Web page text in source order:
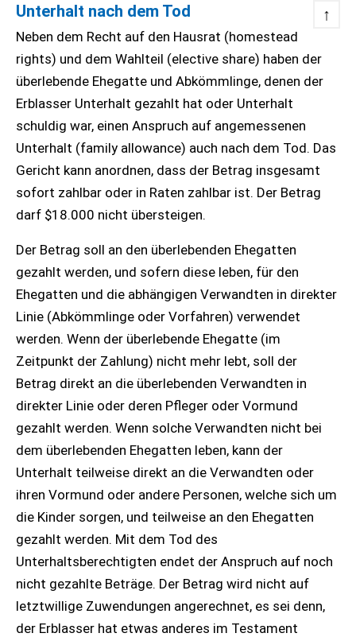
Unterhalt nach dem Tod ↑
Neben dem Recht auf den Hausrat (homestead
rights) und dem Wahlteil (elective share) haben der
überlebende Ehegatte und Abkömmlinge, denen der
Erblasser Unterhalt gezahlt hat oder Unterhalt
schuldig war, einen Anspruch auf angemessenen
Unterhalt (family allowance) auch nach dem Tod. Das
Gericht kann anordnen, dass der Betrag insgesamt
sofort zahlbar oder in Raten zahlbar ist. Der Betrag
darf $18.000 nicht übersteigen.
Der Betrag soll an den überlebenden Ehegatten
gezahlt werden, und sofern diese leben, für den
Ehegatten und die abhängigen Verwandten in direkter
Linie (Abkömmlinge oder Vorfahren) verwendet
werden. Wenn der überlebende Ehegatte (im
Zeitpunkt der Zahlung) nicht mehr lebt, soll der
Betrag direkt an die überlebenden Verwandten in
direkter Linie oder deren Pfleger oder Vormund
gezahlt werden. Wenn solche Verwandten nicht bei
dem überlebenden Ehegatten leben, kann der
Unterhalt teilweise direkt an die Verwandten oder
ihren Vormund oder andere Personen, welche sich um
die Kinder sorgen, und teilweise an den Ehegatten
gezahlt werden. Mit dem Tod des
Unterhaltsberechtigten endet der Anspruch auf noch
nicht gezahlte Beträge. Der Betrag wird nicht auf
letztwillige Zuwendungen angerechnet, es sei denn,
der Erblasser hat etwas anderes im Testament